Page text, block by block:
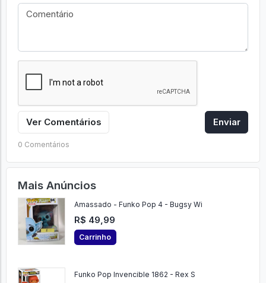
Ver Comentários Enviar
0 Comentários
Mais Anúncios
Amassado - Funko Pop 4 - Bugsy Wi
R$ 49,99
Carrinho
Funko Pop Invencible 1862 - Rex S